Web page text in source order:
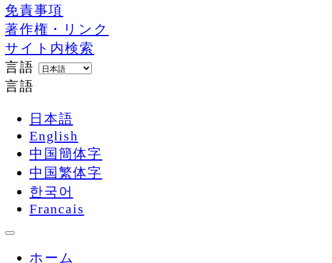
免責事項
著作権・リンク
サイト内検索
言語
言語
日本語
English
中国簡体字
中国繁体字
한국어
Francais
ホーム